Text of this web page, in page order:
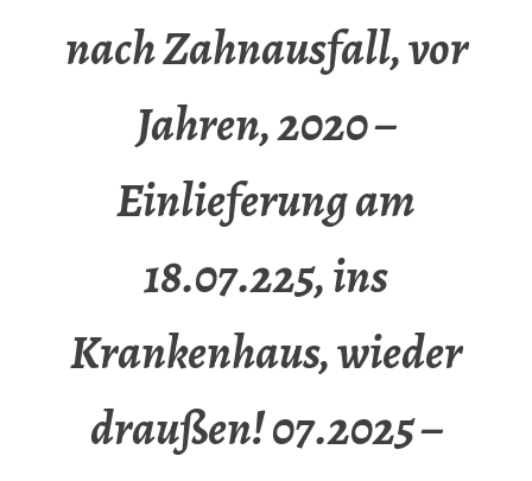
nach Zahnausfall, vor
Jahren, 2020 –
Einlieferung am
18.07.225, ins
Krankenhaus, wieder
draußen! 07.2025 –